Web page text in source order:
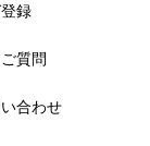
録
質問
合わせ